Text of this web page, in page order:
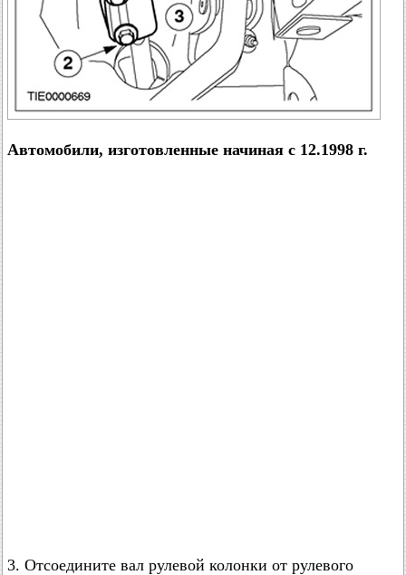
Автомобили, изготовленные начиная с 12.1998 г.
3. Отсоедините вал рулевой колонки от рулевого